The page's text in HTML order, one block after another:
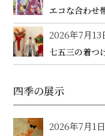
エコな合わせ
2026年7月13
七五三の着つ
四季の展示
2026年7月1日